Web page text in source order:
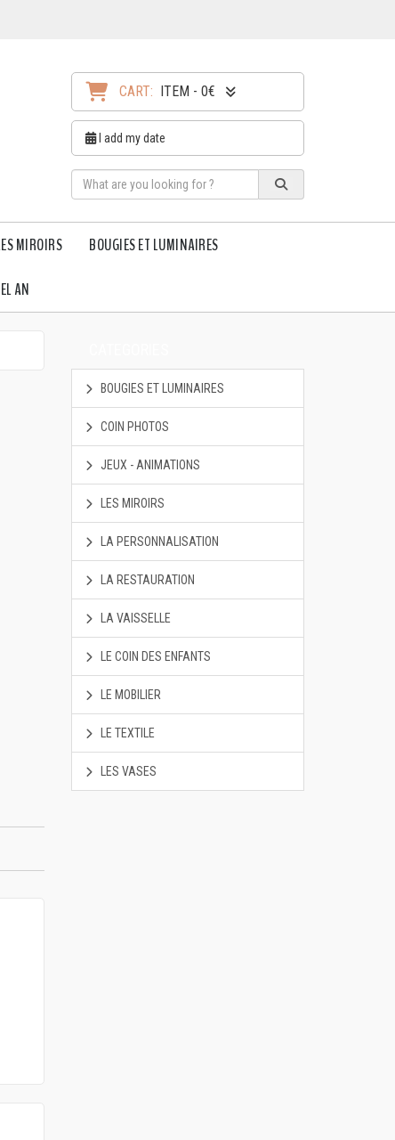
CART: ITEM - 0€
I add my date
MIROIRS BOUGIES ET LUMINAIRES
AN
BOUGIES ET LUMINAIRES
COIN PHOTOS
JEUX - ANIMATIONS
LES MIROIRS
LA PERSONNALISATION
LA RESTAURATION
LA VAISSELLE
LE COIN DES ENFANTS
LE MOBILIER
LE TEXTILE
LES VASES